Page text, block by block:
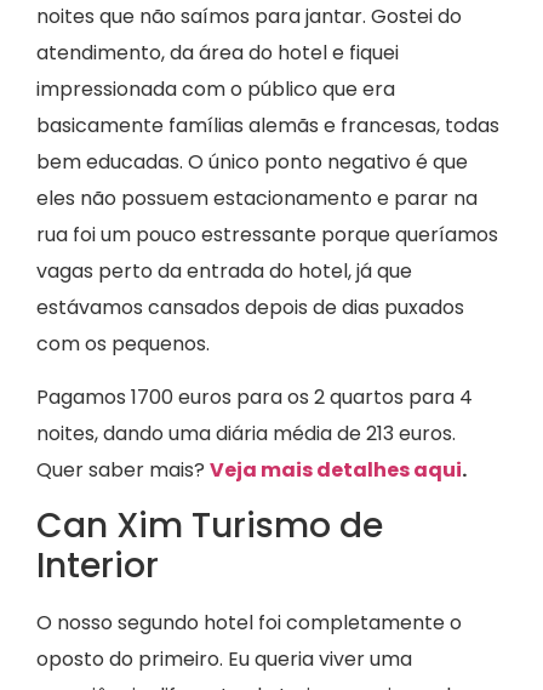
noites que não saímos para jantar. Gostei do
atendimento, da área do hotel e fiquei
impressionada com o público que era
basicamente famílias alemãs e francesas, todas
bem educadas. O único ponto negativo é que
eles não possuem estacionamento e parar na
rua foi um pouco estressante porque queríamos
vagas perto da entrada do hotel, já que
estávamos cansados depois de dias puxados
com os pequenos.
Pagamos 1700 euros para os 2 quartos para 4
noites, dando uma diária média de 213 euros.
Quer saber mais? Veja mais detalhes aqui.
Can Xim Turismo de
Interior
O nosso segundo hotel foi completamente o
oposto do primeiro. Eu queria viver uma